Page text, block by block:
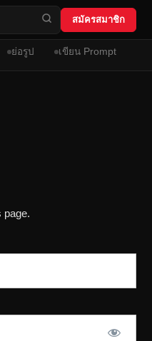
สมัครสมาชิก
ย่อรูป เขียน Prompt
page.